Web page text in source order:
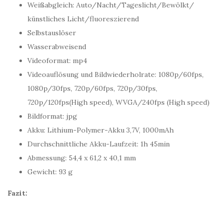
Weißabgleich: Auto/Nacht/Tageslicht/Bewölkt/
künstliches Licht/fluoreszierend
Selbstauslöser
Wasserabweisend
Videoformat: mp4
Videoauflösung und Bildwiederholrate: 1080p/60fps,
1080p/30fps, 720p/60fps, 720p/30fps,
720p/120fps(High speed), WVGA/240fps (High speed)
Bildformat: jpg
Akku: Lithium-Polymer-Akku 3,7V, 1000mAh
Durchschnittliche Akku-Laufzeit: 1h 45min
Abmessung: 54,4 x 61,2 x 40,1 mm
Gewicht: 93 g
Fazit: